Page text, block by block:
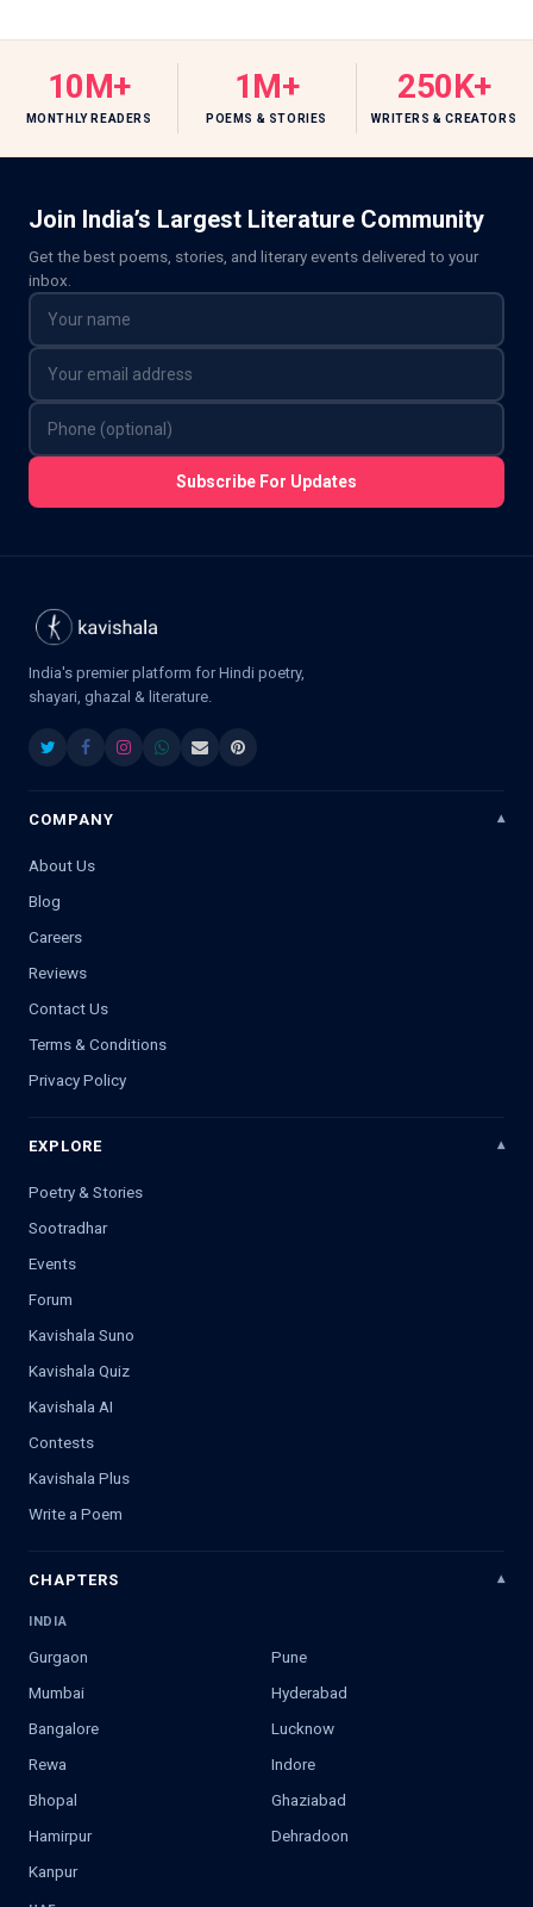
10M+
MONTHLY READERS
1M+
POEMS & STORIES
250K+
WRITERS & CREATORS
Join India’s Largest Literature Community
Get the best poems, stories, and literary events delivered to your
inbox.
Subscribe For Updates
India's premier platform for Hindi poetry,
shayari, ghazal & literature.
COMPANY
About Us
Blog
Careers
Reviews
Contact Us
Terms & Conditions
Privacy Policy
EXPLORE
Poetry & Stories
Sootradhar
Events
Forum
Kavishala Suno
Kavishala Quiz
Kavishala AI
Contests
Kavishala Plus
Write a Poem
CHAPTERS
INDIA
Gurgaon
Pune
Mumbai
Hyderabad
Bangalore
Lucknow
Rewa
Indore
Bhopal
Ghaziabad
Hamirpur
Dehradoon
Kanpur